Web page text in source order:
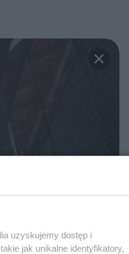
uzyskujemy dostęp i
jak unikalne identyfikatory,